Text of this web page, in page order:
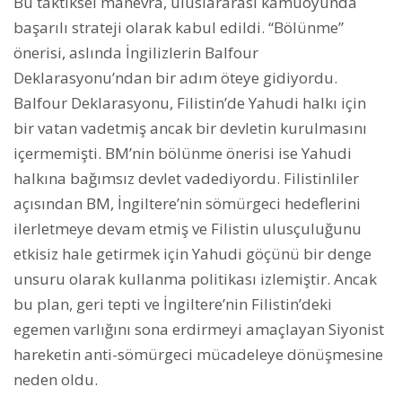
başarılı strateji olarak kabul edildi. “Bölünme”
önerisi, aslında İngilizlerin Balfour
Deklarasyonu’ndan bir adım öteye gidiyordu.
Balfour Deklarasyonu, Filistin’de Yahudi halkı için
bir vatan vadetmiş ancak bir devletin kurulmasını
içermemişti. BM’nin bölünme önerisi ise Yahudi
halkına bağımsız devlet vadediyordu. Filistinliler
açısından BM, İngiltere’nin sömürgeci hedeflerini
ilerletmeye devam etmiş ve Filistin ulusçuluğunu
etkisiz hale getirmek için Yahudi göçünü bir denge
unsuru olarak kullanma politikası izlemiştir. Ancak
bu plan, geri tepti ve İngiltere’nin Filistin’deki
egemen varlığını sona erdirmeyi amaçlayan Siyonist
hareketin anti-sömürgeci mücadeleye dönüşmesine
neden oldu.